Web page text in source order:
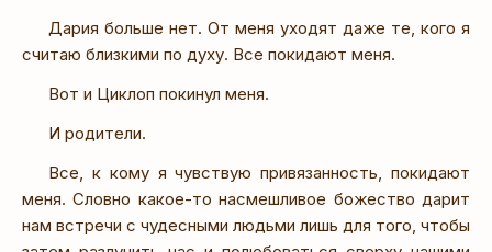
Дария больше нет. От меня уходят даже те, кого я
считаю близкими по духу. Все покидают меня.
Вот и Циклоп покинул меня.
И родители.
Все, к кому я чувствую привязанность, покидают
меня. Словно какое-то насмешливое божество дарит
нам встречи с чудесными людьми лишь для того, чтобы